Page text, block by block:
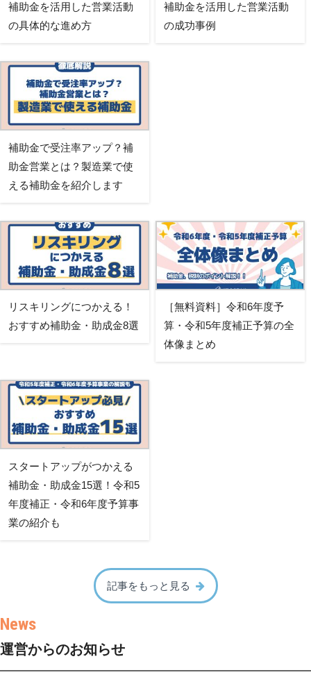
補助金を活用した営業活動
の具体的な進め方
補助金を活用した営業活動
の成功事例
補助金で受注率アップ？補
助金営業とは？製造業で使
える補助金を紹介します
リスキリングにつかえる！
おすすめ補助金・助成金8選
［無料資料］令和6年度予
算・令和5年度補正予算の全
体像まとめ
スタートアップがつかえる
補助金・助成金15選！令和5
年度補正・令和6年度予算事
業の紹介も
記事をもっと見る
運営からのお知らせ